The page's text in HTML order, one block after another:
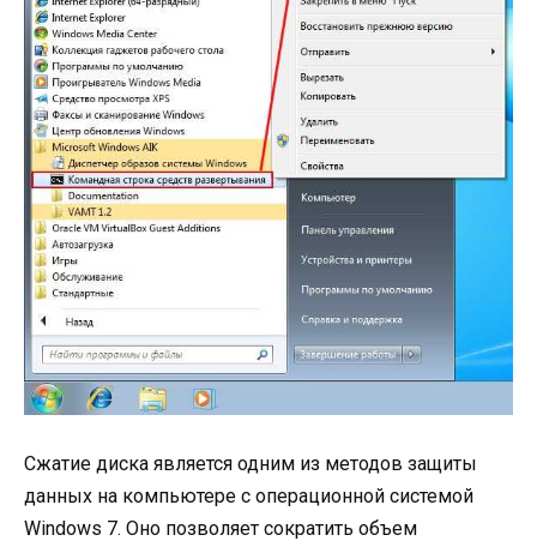
Сжатие диска является одним из методов защиты
данных на компьютере с операционной системой
Windows 7. Оно позволяет сократить объем